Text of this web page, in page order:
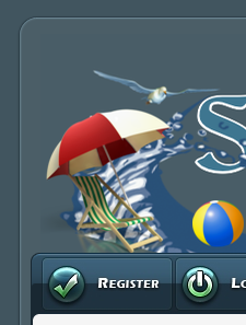
Registruj se Prijavite se